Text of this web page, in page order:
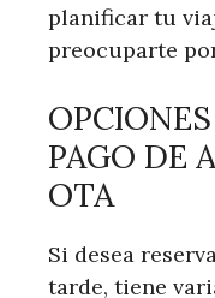
planificar tu
preocuparte
PAGO DE
OTA
Si desea
tarde, tiene